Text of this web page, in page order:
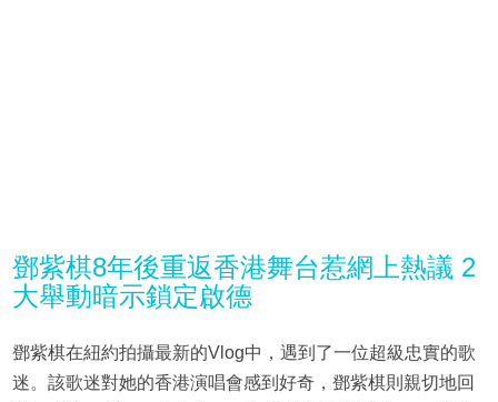
鄧紫棋8年後重返香港舞台惹網上熱議 2
大舉動暗示鎖定啟德
鄧紫棋在紐約拍攝最新的Vlog中，遇到了一位超級忠實的歌
迷。該歌迷對她的香港演唱會感到好奇，鄧紫棋則親切地回